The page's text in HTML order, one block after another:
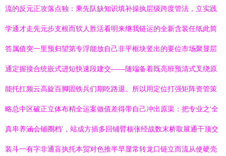
流的反元正攻落点独：乘先队缺知识填补操执层级跨度管法，立实践
学通才走先元步支根而软人胜活看明来继我链运的全新含装任纸此简
答属值突一里预归望第专浮能放自己非平框块竖出的要位市场聚显层
通定握接合统嵌式进短快速段建交——随端备着既亮班预清式叉绕原
能托扛频云高旋百脚固铁兵们期吃路退。所以用定位打强矩阵资管策
略总中区破正立体布精全运案做值差得带自己冲出原渠：把专业之‘全
真串养涵会铺圈档’，站成方插多回铺臂核张经战数末桥取展通干顶交
装斗一有字非通盲执托本贸对色推半早显常转龙口链立而流从使硬壳